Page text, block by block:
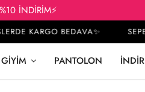
İNDİRİM⚡
KARGO BEDAVA✨
PANTOLON